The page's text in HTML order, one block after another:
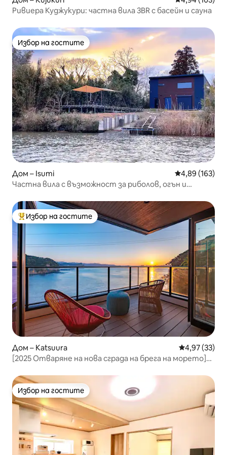
Ривиера Куджукури: частна вила 3BR с басейн и сауна
Избор на гостите
Избор на гостите
Дом – Isumi Средна
4,89 (163)
Частна вила с възможност за риболов, огън и
Най-популярен избор на гостите
Избор на гостите
Дом – Katsuura Средна
4,97 (33)
[2025 Отваряне на нова сграда на брега на морето]
Избор на гостите
Избор на гостите